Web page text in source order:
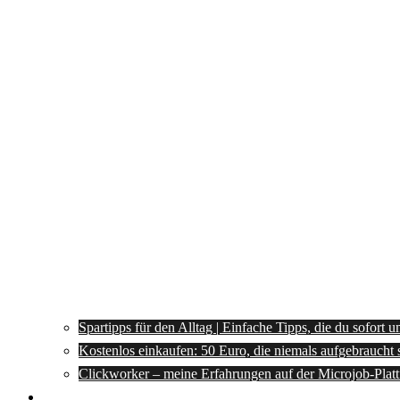
Spartipps für den Alltag | Einfache Tipps, die du sofort
Kostenlos einkaufen: 50 Euro, die niemals aufgebraucht
Clickworker – meine Erfahrungen auf der Microjob-